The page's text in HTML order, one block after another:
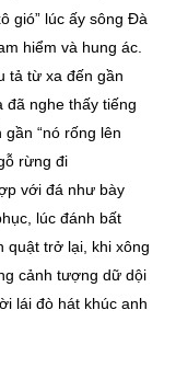
gió” lúc ấy sông Đà
hiểm và hung ác.
tả từ xa đến gần
đã nghe thấy tiếng
“nó rống lên
rừng đi
với đá như bày
lúc đánh bất
quật trở lại, khi xông
cảnh tượng dữ dội
lái đò hát khúc anh